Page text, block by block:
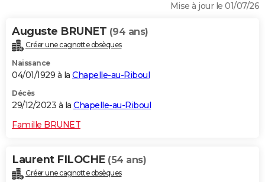
Alimentation
Guide de la santé
Maladies
Médicaments
Sommeil
VOYAGE
Destinations
City break
Voyage nature
Voyage de noces
Forum
Climat
+PHOTO
GUIDES D'ACHAT
BONS PLANS
CARTE DE VOEUX
Dictionnaire
Biographies
Citations
Expressions
Proverbes
PROGRAMME TV
Mise à jour le 01/07/26
Auguste BRUNET (94 ans)
Créer une cagnotte obsèques
Naissance
04/01/1929 à la Chapelle-au-Riboul
Décès
29/12/2023 à la Chapelle-au-Riboul
Famille BRUNET
Laurent FILOCHE (54 ans)
Créer une cagnotte obsèques